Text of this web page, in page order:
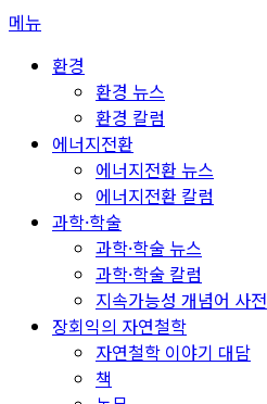
콘
메뉴
환경
환경 뉴스
환경 칼럼
에너지전환
에너지전환 뉴스
에너지전환 칼럼
과학·학술
과학·학술 뉴스
과학·학술 칼럼
지속가능성 개념어 사전
장회익의 자연철학
자연철학 이야기 대담
책